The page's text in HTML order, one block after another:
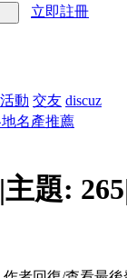
立即註冊
活動 交友 discuz
名產推薦
|主題: 265